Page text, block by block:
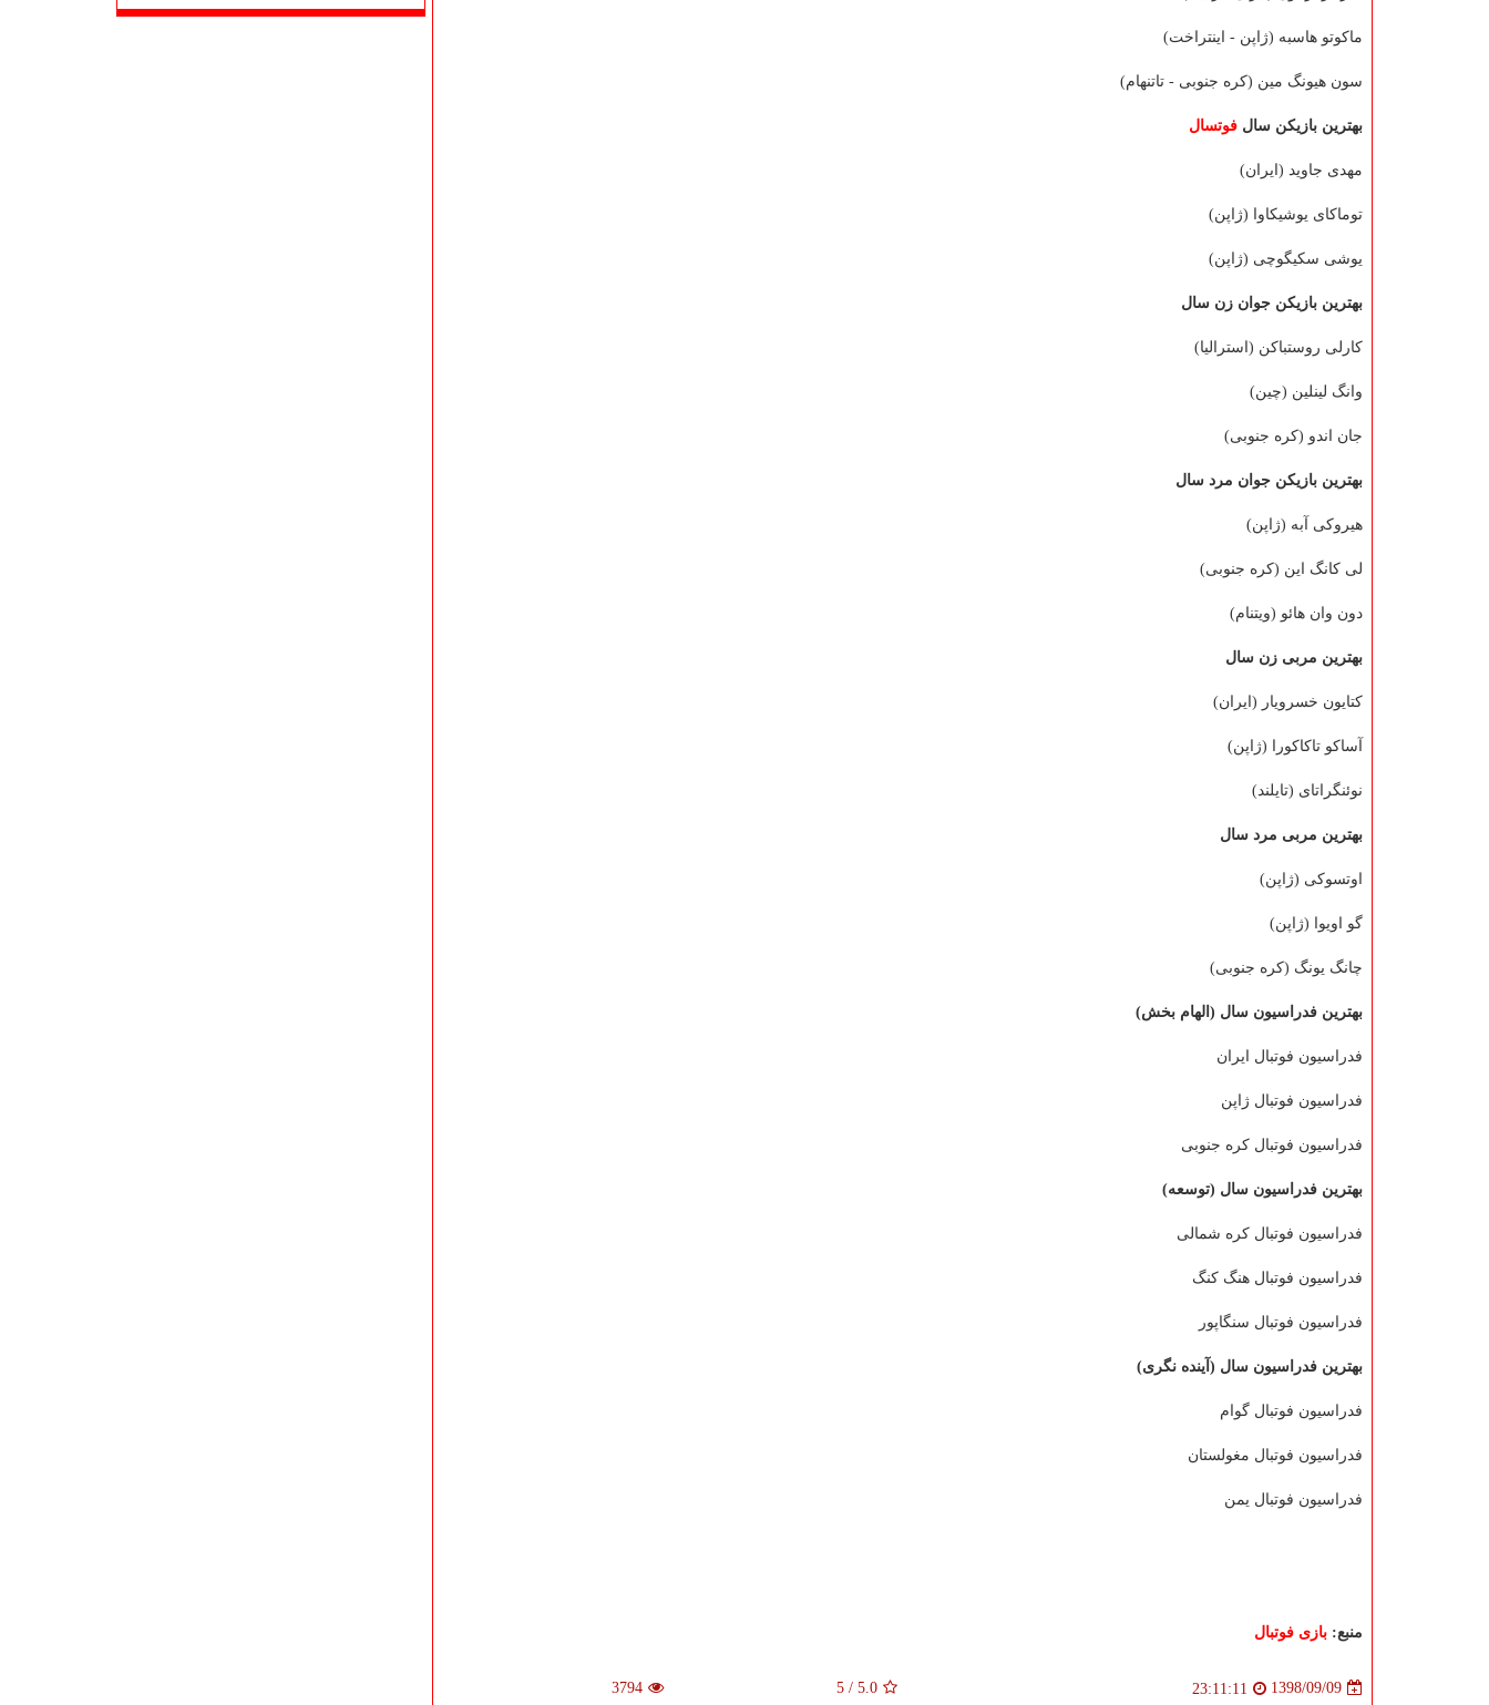
ماكوتو هاسبه (ژاپن - اینتراخت)
سون هیونگ مین (كره جنوبی - تاتنهام)
بهترین بازیكن سال فوتسال
مهدی جاوید (ایران)
توماكای یوشیكاوا (ژاپن)
یوشی سكیگوچی (ژاپن)
بهترین بازیكن جوان زن سال
كارلی روستباكن (استرالیا)
وانگ لینلین (چین)
جان اندو (كره جنوبی)
بهترین بازیكن جوان مرد سال
هیروكی آبه (ژاپن)
لی كانگ این (كره جنوبی)
دون وان هائو (ویتنام)
بهترین مربی زن سال
كتایون خسرویار (ایران)
آساكو تاكاكورا (ژاپن)
نوئنگراتای (تایلند)
بهترین مربی مرد سال
اوتسوكی (ژاپن)
گو اویوا (ژاپن)
چانگ یونگ (كره جنوبی)
بهترین فدراسیون سال (الهام بخش)
فدراسیون فوتبال ایران
فدراسیون فوتبال ژاپن
فدراسیون فوتبال كره جنوبی
بهترین فدراسیون سال (توسعه)
فدراسیون فوتبال كره شمالی
فدراسیون فوتبال هنگ كنگ
فدراسیون فوتبال سنگاپور
بهترین فدراسیون سال (آینده نگری)
فدراسیون فوتبال گوام
فدراسیون فوتبال مغولستان
فدراسیون فوتبال یمن
منبع: بازی فوتبال
1398/09/09
23:11:11
5.0
/
5
3794